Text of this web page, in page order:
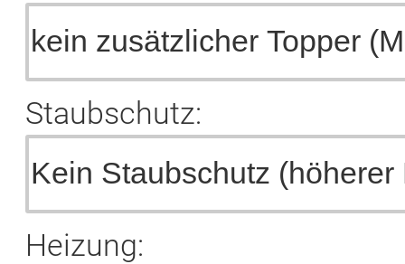
Staubschutz:
Heizung: